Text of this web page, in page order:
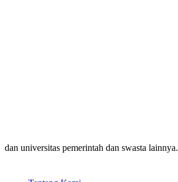
dan universitas pemerintah dan swasta lainnya.